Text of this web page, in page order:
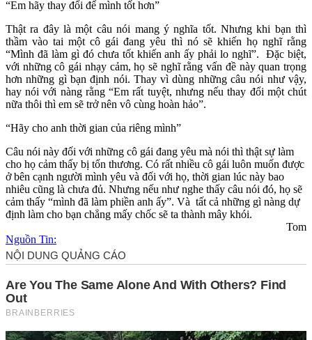
“Em hãy thay đổi để mình tốt hơn”
Thật ra đây là một câu nói mang ý nghĩa tốt. Nhưng khi bạn thì
thầm vào tai một cô gái đang yêu thì nó sẽ khiến họ nghĩ rằng
“Mình đã làm gì đó chưa tốt khiến anh ấy phải lo nghĩ”. Đặc biệt,
với những cô gái nhạ‌y cả‌m, họ sẽ nghĩ rằng vấn đề này quan trọng
hơn những gì bạn định nói. Thay vì dùng những câu nói như vậy,
hay nói với nàng rằng “Em rất tuyệt, nhưng nếu thay đổi một chút
nữa thôi thì em sẽ trở nên vô cùng hoàn hảo”.
“Hãy cho anh thời gian của riêng mình”
Câu nói này đối với những cô gái đang yêu mà nói thì thật sự làm
cho họ cảm thấy bị tổn thương. Có rất nhiều cô gái luôn muốn được
ở bên cạnh người mình yêu và đối với họ, thời gian lúc này bao
nhiêu cũng là chưa đủ. Nhưng nếu như nghe thấy câu nói đó, họ sẽ
cảm thấy “mình đã làm phiền anh ấy”. Và tất cả những gì nàng dự
định làm cho bạn chẳng mấy chốc sẽ ta thành mây khói.
Tom
Nguồn Tin: